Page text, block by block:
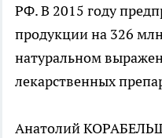
РФ. В 2015 году
продукции на 326
натуральном
лекарственных
Анатолий